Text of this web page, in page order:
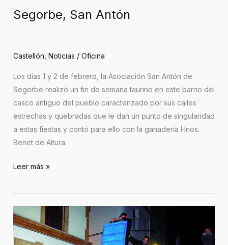
Segorbe, San Antón
Castellón Noticias / Oficina
Los días 1 y 2 de febrero, la Asociación San Antón de
Segorbe realizó un fin de semana taurino en este barrio del
casco antiguo del pueblo caracterizado por sus calles
estrechas y quebradas que le dan un punto de singularidad
a estas fiestas y contó para ello con la ganadería Hnos.
Benet de Altura.
Leer más »
Altura,
San
Antón